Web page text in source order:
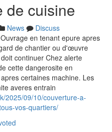
de cuisine
News
Discuss
en tenant epure apres
de chantier ou d'œuvre
continuer Chez alerte
cette dangerosite en
certaines machine. Les
averes entrain
2025/09/10/couverture-a-
vos-quartiers/